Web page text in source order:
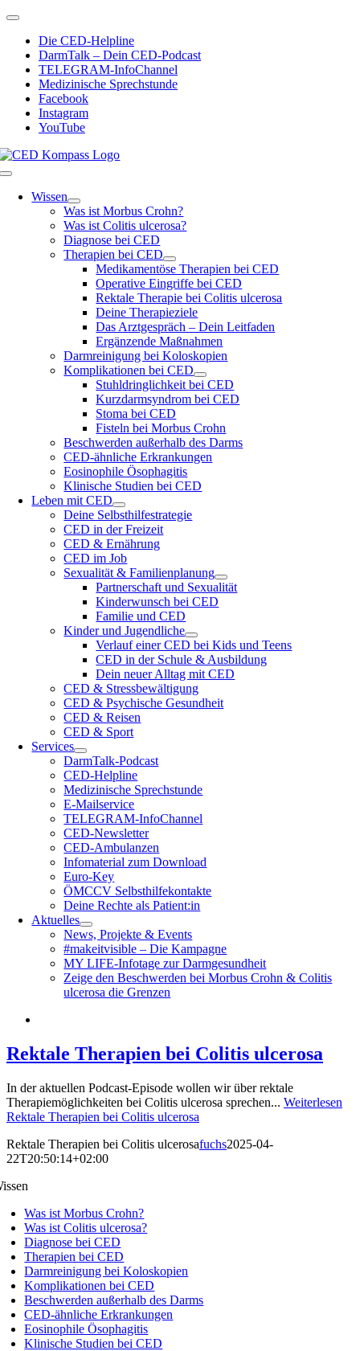
Zum
springen
Toggle
NavigationDie CED-Helpline
DarmTalk – Dein CED-Podcast
TELEGRAM-InfoChannel
Medizinische Sprechstunde
Facebook
Instagram
YouTube
Toggle
NavigationWissen
Was ist Morbus Crohn?
Was ist Colitis ulcerosa?
Diagnose bei CED
Therapien bei CED
Medikamentöse Therapien bei CED
Operative Eingriffe bei CED
Rektale Therapie bei Colitis ulcerosa
Deine Therapieziele
Das Arztgespräch – Dein Leitfaden
Ergänzende Maßnahmen
Darmreinigung bei Koloskopien
Komplikationen bei CED
Stuhldringlichkeit bei CED
Kurzdarmsyndrom bei CED
Stoma bei CED
Fisteln bei Morbus Crohn
Beschwerden außerhalb des Darms
CED-ähnliche Erkrankungen
Eosinophile Ösophagitis
Klinische Studien bei CED
Leben mit CED
Deine Selbsthilfestrategie
CED in der Freizeit
CED & Ernährung
CED im Job
Sexualität & Familienplanung
Partnerschaft und Sexualität
Kinderwunsch bei CED
Familie und CED
Kinder und Jugendliche
Verlauf einer CED bei Kids und Teens
CED in der Schule & Ausbildung
Dein neuer Alltag mit CED
CED & Stressbewältigung
CED & Psychische Gesundheit
CED & Reisen
CED & Sport
Services
DarmTalk-Podcast
CED-Helpline
Medizinische Sprechstunde
E-Mailservice
TELEGRAM-InfoChannel
CED-Newsletter
CED-Ambulanzen
Infomaterial zum Download
Euro-Key
ÖMCCV Selbsthilfekontakte
Deine Rechte als Patient:in
Aktuelles
News, Projekte & Events
#makeitvisible – Die Kampagne
MY LIFE-Infotage zur Darmgesundheit
Zeige den Beschwerden bei Morbus Crohn & Colitis
ulcerosa die Grenzen
Rektale Therapien bei Colitis ulcerosa
In der aktuellen Podcast-Episode wollen wir über rektale
Therapiemöglichkeiten bei Colitis ulcerosa sprechen... Weiterlesen
Rektale Therapien bei Colitis ulcerosa
Rektale Therapien bei Colitis ulcerosafuchs2025-04-
22T20:50:14+02:00
Was ist Morbus Crohn?
Was ist Colitis ulcerosa?
Diagnose bei CED
Therapien bei CED
Darmreinigung bei Koloskopien
Komplikationen bei CED
Beschwerden außerhalb des Darms
CED-ähnliche Erkrankungen
Eosinophile Ösophagitis
Klinische Studien bei CED